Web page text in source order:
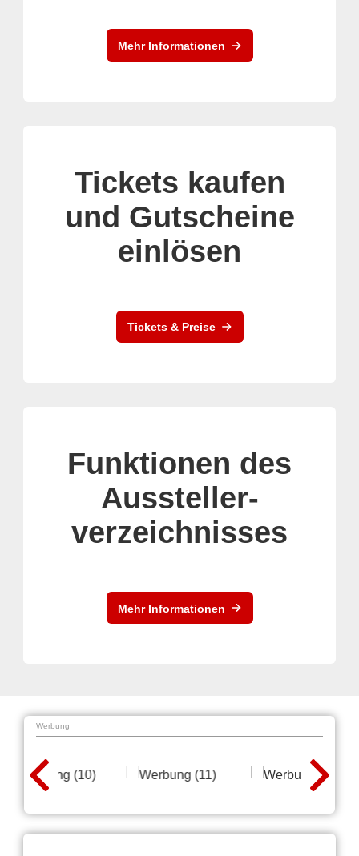
Mehr Informationen
Tickets kaufen
und Gutscheine
einlösen
Tickets & Preise
Funktionen des
Aussteller-
verzeichnisses
Mehr Informationen
Werbung